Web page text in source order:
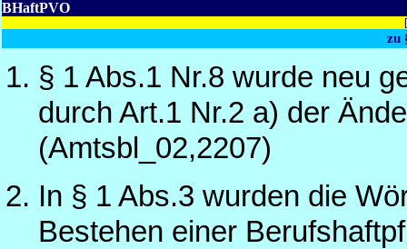
BHaftPVO
zu
§ 1 Abs.1 Nr.8 wurde neu
durch Art.1 Nr.2 a) der
(Amtsbl_02,2207)
In § 1 Abs.3 wurden die
Bestehen einer